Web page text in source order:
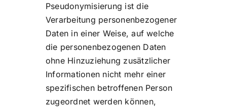
Pseudonymisierung ist die
Verarbeitung personenbezogener
Daten in einer Weise, auf welche
die personenbezogenen Daten
ohne Hinzuziehung zusätzlicher
Informationen nicht mehr einer
spezifischen betroffenen Person
zugeordnet werden können,